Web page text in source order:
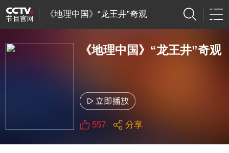
《地理中国》“龙王井”奇观
《地理中国》“龙王井”奇观
557 分享